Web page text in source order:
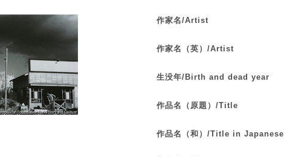
作家名/Artist
作家名（英）/Artist
生没年/Birth and dead year
作品名（原題）/Title
作品名（和）/Title in Japanese